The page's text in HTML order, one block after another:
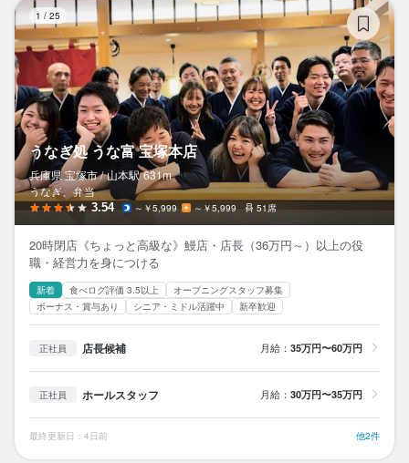
1 / 25
うなぎ処 うな富 宝塚本店
兵庫県 宝塚市 / 山本駅 631m
うなぎ、弁当
3.54 ～￥5,999 ～￥5,999 51席
20時閉店《ちょっと高級な》鰻店・店長（36万円～）以上の役
職・経営力を身につける
新着 食べログ評価 3.5以上
オープニングスタッフ募集
ボーナス・賞与あり
シニア・ミドル活躍中 新卒歓迎
正社員 店長候補 月給： 35万円〜60万円
正社員 ホールスタッフ 月給： 30万円〜35万円
最終更新日：4日前 他2件